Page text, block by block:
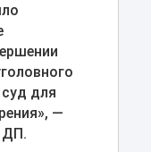
для
—
ДП.